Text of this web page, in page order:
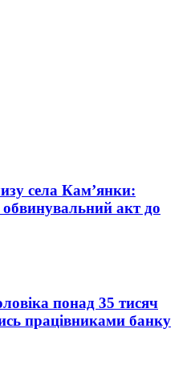
села Кам’янки:
обвинувальний акт до
понад 35 тисяч
працівниками банку